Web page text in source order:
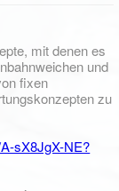
mit denen es
und
fixen
zu
sX8JgX-NE?